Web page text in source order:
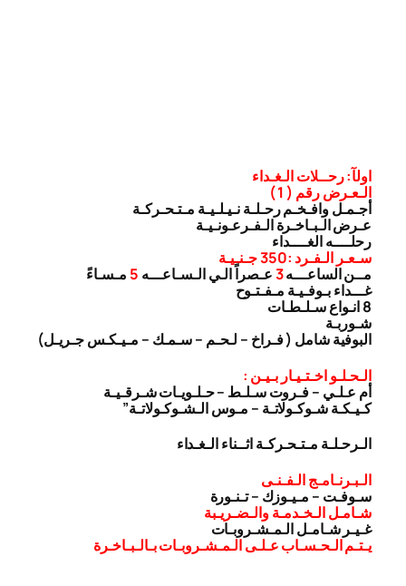
اولآ: رحــلات الـغـداء
الـعـرض رقم ( 1 )
أجـمـل وافـخـم رحـلـة نـيـلـيـة مـتـحـركـة
عـرض الـبـاخـرة الـفـرعـونـيـة
رحلــــه الغــــداء
سـعـر الـفـرد :350 جـنـيـة
مــن الساعـــه3عـصراً الـي الـسـاعـــه 5 مـسـاءً
غـــداء بـوفـيـة مـفـتـوح
8 انـواع سـلـطـات
شـوربـة
البوفية شامل ( فـراخ – لـحـم – سـمـك – مـيـكـس جـريـل)
الـحـلـو اخـتـيـار بـيـن :
أم عـلـي – فـروت سـلـط – حـلـويـات شـرقـيـة
كـيـكـة شـوكـولاتـة – مـوس الـشـوكـولاتـة”
الـرحـلـة مـتـحـركـة اثــناء الـغـداء
الـبـرنـامـج الـفـنـى
سـوفـت – مـيـوزك – تـنـورة
شـامـل الـخـدمـة والـضـريـبة
غـيـر شـامـل الـمـشـروبـات
يـتـم الـحـسـاب عـلـى الـمـشـروبـات بـالـبـاخـرة